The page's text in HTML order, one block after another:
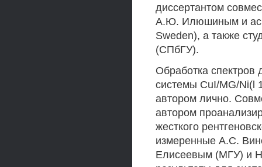
диссертантом
А.Ю. Илюшиным и
Sweden), а также
(СПбГУ).
Обработка
системы CuI/MG/Ni(l
автором лично.
автором
жесткого
измеренные А.С.
Елисеевым (МГУ) и